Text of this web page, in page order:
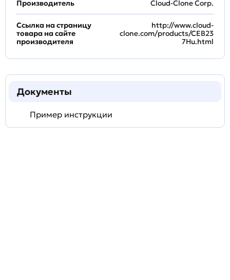
Производитель Cloud-Clone Corp.
Ссылка на страницу
товара на сайте
производителя
http://www.cloud-
clone.com/products/CEB23
7Hu.html
Документы
Пример инструкции